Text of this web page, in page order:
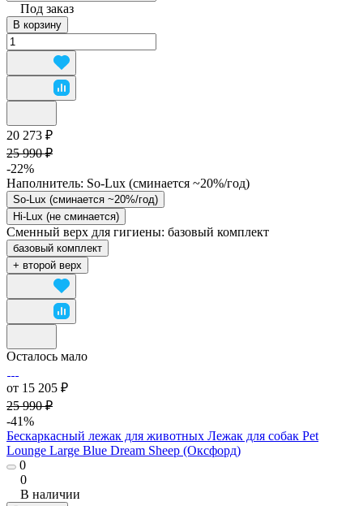
Под заказ
В корзину
20 273 ₽
25 990 ₽
-22%
Наполнитель: So-Lux (cминается ~20%/год)
So-Lux (cминается ~20%/год)
Hi-Lux (не сминается)
Сменный верх для гигиены: базовый комплект
базовый комплект
+ второй верх
Осталось мало
от 15 205 ₽
25 990 ₽
-41%
Бескаркасный лежак для животных Лежак для собак Pet
Lounge Large Blue Dream Sheep (Оксфорд)
0
0
В наличии